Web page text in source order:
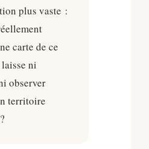
plus vaste :
carte de ce
ni
observer
territoire